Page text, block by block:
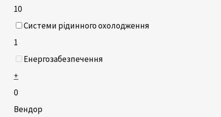
10
Системи рідинного охолодження
1
Енергозабезпечення
+
0
Вендор